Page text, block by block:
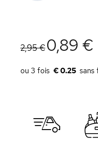
2,95 €0,89 €
€ 0.25